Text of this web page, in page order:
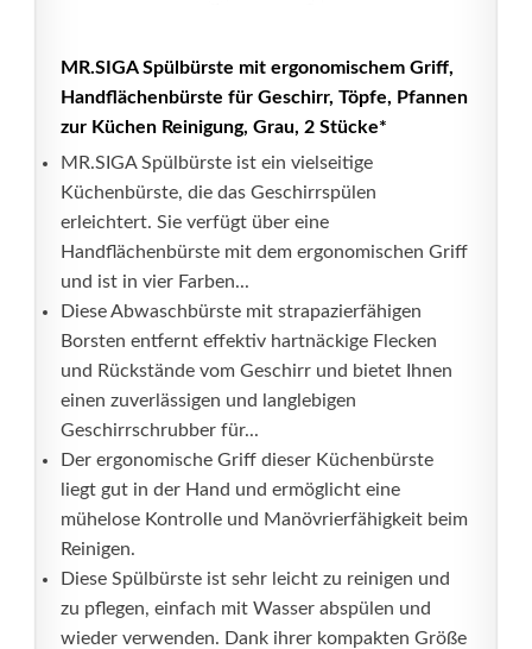
MR.SIGA Spülbürste mit ergonomischem Griff,
Handflächenbürste für Geschirr, Töpfe, Pfannen
zur Küchen Reinigung, Grau, 2 Stücke*
MR.SIGA Spülbürste ist ein vielseitige
Küchenbürste, die das Geschirrspülen
erleichtert. Sie verfügt über eine
Handflächenbürste mit dem ergonomischen Griff
und ist in vier Farben...
Diese Abwaschbürste mit strapazierfähigen
Borsten entfernt effektiv hartnäckige Flecken
und Rückstände vom Geschirr und bietet Ihnen
einen zuverlässigen und langlebigen
Geschirrschrubber für...
Der ergonomische Griff dieser Küchenbürste
liegt gut in der Hand und ermöglicht eine
mühelose Kontrolle und Manövrierfähigkeit beim
Reinigen.
Diese Spülbürste ist sehr leicht zu reinigen und
zu pflegen, einfach mit Wasser abspülen und
wieder verwenden. Dank ihrer kompakten Größe